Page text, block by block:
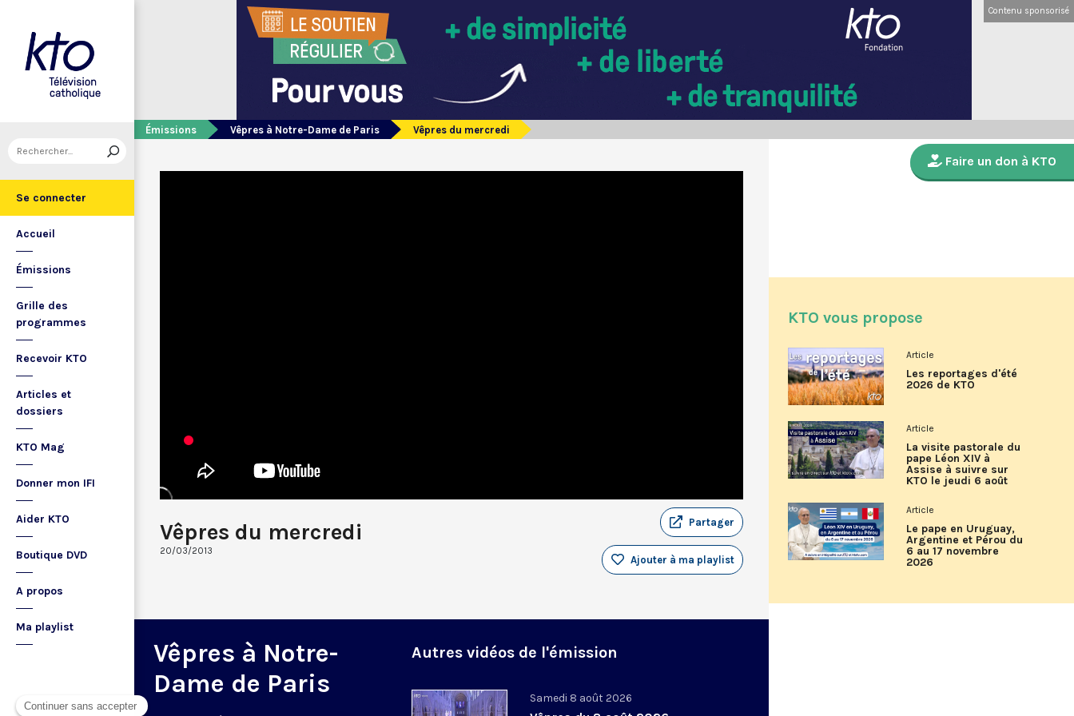
Se connecter
Accueil
Émissions
Grille des
programmes
Recevoir KTO
Articles et
dossiers
KTO Mag
Donner mon IFI
Aider KTO
Boutique DVD
A propos
Ma playlist
Contenu sponsorisé
Émissions Vêpres à Notre-Dame de Paris Vêpres du mercredi
Vêpres du mercredi
20/03/2013
Partager
Ajouter à ma playlist
Vêpres à Notre-
Dame de Paris
Autres vidéos de l'émission
Samedi 8 août 2026
Faire un don à KTO
KTO vous propose
Article
Les reportages d'été
2026 de KTO
Article
La visite pastorale du
pape Léon XIV à
Assise à suivre sur
KTO le jeudi 6 août
Article
Le pape en Uruguay,
Argentine et Pérou du
6 au 17 novembre
2026